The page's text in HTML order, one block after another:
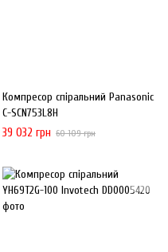
Компресор спіральний Panasonic
C-SCN753L8H
39 032 грн 60 109 грн